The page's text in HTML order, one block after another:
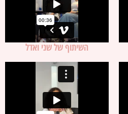
השיתוף של שני ואדל